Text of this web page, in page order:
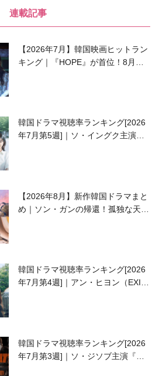
連載記事
【2026年7月】韓国映画ヒットラン
キング｜『HOPE』が首位！8月公
韓国ドラマ視聴率ランキング[2026
年7月第5週]｜ソ・イングク主演の
【2026年8月】新作韓国ドラマまと
め｜ソン・ガンの帰還！孤独な天才
韓国ドラマ視聴率ランキング[2026
年7月第4週]｜アン・ヒヨン（EXID
韓国ドラマ視聴率ランキング[2026
年7月第3週]｜ソ・ジソブ主演『エ